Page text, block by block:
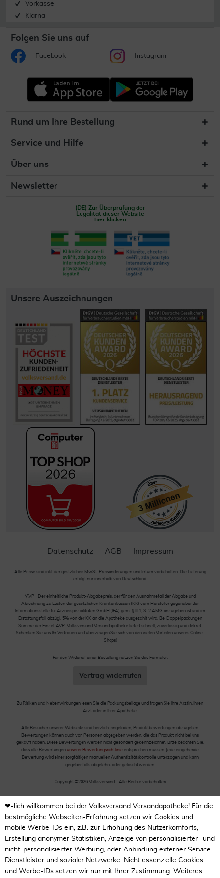
Vorkasse
Klarna
Folgen Sie uns auf
Facebook Instagram
Rund um Ihre Bestellung
Service und Hilfe
Über uns
Newsletter
(DE) Zur Überprüfung der
Legalität dieser Website
hier klicken
Unsere Auszeichnungen
Datenschutz AGB Impressum
Alle Preise sind inkl. der gestzlichen MwSt. Preisänderungen und Irrtum vorbehalten. Die Lieferung
erfolgt nur innerhalb von Deutschland.
*AVP= Der einheitliche Produkt-Abgabepreis, der für den Ausnahmefall der Abgabe und
Abrechnung zu Lasten der gesetzlichen Krankenkassen (KK) vom Hersteller gegenüber der
Informationsstelle für Arzneispezialitäten GmbH (IFA) gem. § III 1, S. 2 AMG anzugeben ist und im
Erstattungsfall abzügl. 5% von der KK an die Apotheke ausgezahlt wird. Bei Doppelpackungen
Summe der Einzel-AVP. Volksversand Versandapotheke liefert schnell, zuverlässig und diskret.
Schenken Sie uns Ihr Vertrauen und überzeugen Sie sich von den vielen Vorteilen unseres Online-
Shops!
Für den Widerruf einer Bestellung nutzen Sie das Formular:
Vertrag widerrufen
Zu Risiken und Nebenwirkungen lesen Sie die Packungsbeilage und fragen Sie Ihre Ärztin, Ihren
Arzt oder in Ihrer Apotheke.
Alle Besucher unserer Webseite sind herzlich eingeladen, Produktbewertungen abzugeben.
Bewertungen können auch von Personen abgegeben werden, die das Produkt nicht bei uns
gekauft haben. Diese Bewertungen werden nicht gesondert gekennzeichnet. Bitte beachten Sie,
dass alle Bewertungen unserer Bewertungsrichtlinie entsprechen müssen. Jede eingehende
Bewertung wird einer sorgfältigen manuellen Authentizitätskontrolle unterzogen und kann
gegebenfalls abgelehnt oder gelöscht werden.
Copyright ©2026 Volksversand - Alle Rechte vorbehalten
❤-lich willkommen bei der Volksversand Versandapotheke! Für die
bestmögliche Webseiten-Erfahrung setzen wir Cookies und
mobile Werbe-IDs ein, z.B. zur Erhöhung des Nutzerkomforts,
Erstellung anonymer Statistiken, Anzeige von personalisierter- und
nicht-personalisierter Werbung, oder Anbindung externer Service-
Dienstleister und sozialer Netzwerke. Nicht essenzielle Cookies
und Werbe-IDs setzen wir nur mit Ihrer Zustimmung. Weiteres